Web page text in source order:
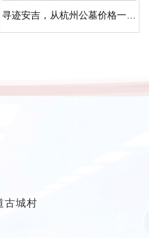
寻迹安吉，从杭州公墓价格一览表看生态安葬的回归
古城村